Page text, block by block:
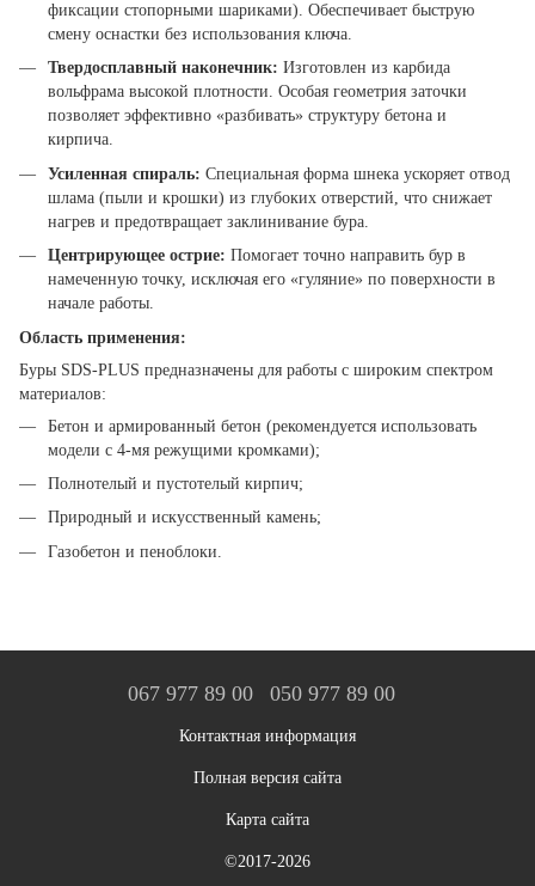
фиксации стопорными шариками). Обеспечивает быструю
смену оснастки без использования ключа.
Твердосплавный наконечник: Изготовлен из карбида
вольфрама высокой плотности. Особая геометрия заточки
позволяет эффективно «разбивать» структуру бетона и
кирпича.
Усиленная спираль: Специальная форма шнека ускоряет отвод
шлама (пыли и крошки) из глубоких отверстий, что снижает
нагрев и предотвращает заклинивание бура.
Центрирующее острие: Помогает точно направить бур в
намеченную точку, исключая его «гуляние» по поверхности в
начале работы.
Область применения:
Буры SDS-PLUS предназначены для работы с широким спектром
материалов:
Бетон и армированный бетон (рекомендуется использовать
модели с 4-мя режущими кромками);
Полнотелый и пустотелый кирпич;
Природный и искусственный камень;
Газобетон и пеноблоки.
067 977 89 00 050 977 89 00
Контактная информация
Полная версия сайта
Карта сайта
©2017-2026